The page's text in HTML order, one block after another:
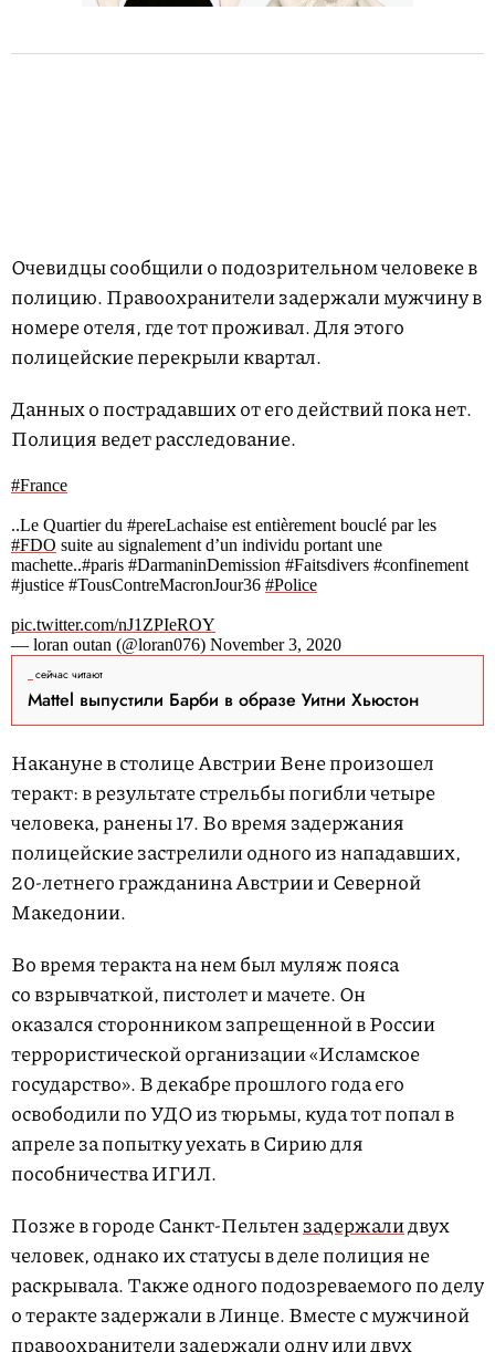
Очевидцы сообщили о подозрительном человеке в
полицию. Правоохранители задержали мужчину в
номере отеля, где тот проживал. Для этого
полицейские перекрыли квартал.
Данных о пострадавших от его действий пока нет.
Полиция ведет расследование.
#France
..Le Quartier du #pereLachaise est entièrement bouclé par les
#FDO suite au signalement d’un individu portant une
machette..#paris #DarmaninDemission #Faitsdivers #confinement
#justice #TousContreMacronJour36 #Police
pic.twitter.com/nJ1ZPIeROY
— loran outan (@loran076) November 3, 2020
сейчас читают
Mattel выпустили Барби в образе Уитни Хьюстон
Накануне в столице Австрии Вене произошел
теракт: в результате стрельбы погибли четыре
человека, ранены 17. Во время задержания
полицейские застрелили одного из нападавших,
20-летнего гражданина Австрии и Северной
Македонии.
Во время теракта на нем был муляж пояса
со взрывчаткой, пистолет и мачете. Он
оказался сторонником запрещенной в России
террористической организации «Исламское
государство». В декабре прошлого года его
освободили по УДО из тюрьмы, куда тот попал в
апреле за попытку уехать в Сирию для
пособничества ИГИЛ.
Позже в городе Санкт-Пельтензадержалидвух
человек, однако их статусы в деле полиция не
раскрывала. Также одного подозреваемого по делу
о теракте задержали в Линце. Вместе с мужчиной
правоохранители задержали одну или двух